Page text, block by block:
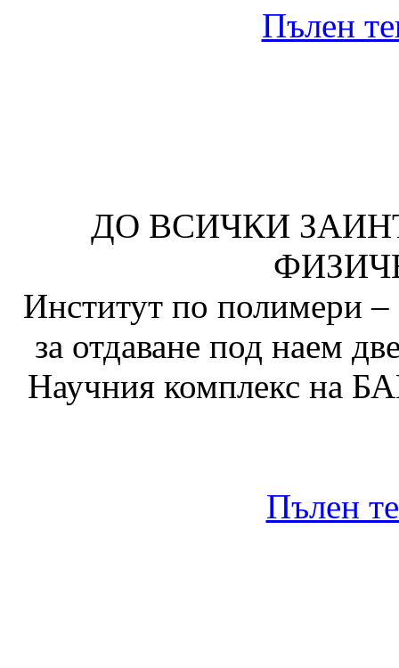
Пълен
ДО ВСИЧКИ
Институт по полимери
за отдаване под наем
Научния комплекс на
Пълен